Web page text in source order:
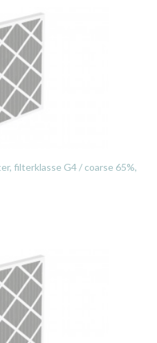
filterklasse G4 / coarse 65%,